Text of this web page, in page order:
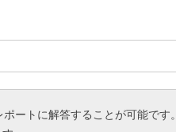
ートに解答することが可能です。